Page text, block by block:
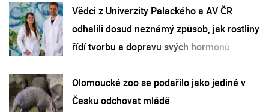
Vědci z Univerzity Palackého a AV ČR
odhalili dosud neznámý způsob, jak rostliny
řídí tvorbu a dopravu svých hormonů
Olomoucké zoo se podařilo jako jediné v
Česku odchovat mládě